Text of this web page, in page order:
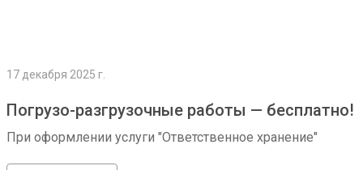
17 декабря 2025 г.
Погрузо-разгрузочные работы — бесплатно!
При оформлении услуги "Ответственное хранение"